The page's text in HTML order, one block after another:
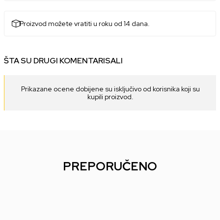
Proizvod možete vratiti u roku od 14 dana.
ŠTA SU DRUGI KOMENTARISALI
Prikazane ocene dobijene su isključivo od korisnika koji su
kupili proizvod.
PREPORUČENO